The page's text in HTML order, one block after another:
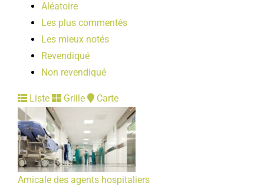
Aléatoire
Les plus commentés
Les mieux notés
Revendiqué
Non revendiqué
Liste Grille Carte
Amicale des agents hospitaliers